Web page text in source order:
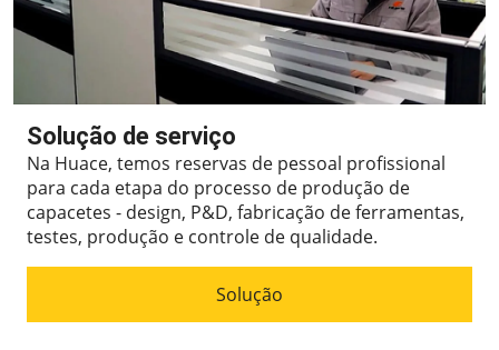
Solução de serviço
Na Huace, temos reservas de pessoal profissional
para cada etapa do processo de produção de
capacetes - design, P&D, fabricação de ferramentas,
testes, produção e controle de qualidade.
Solução